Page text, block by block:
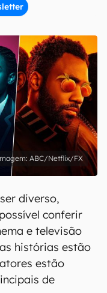
ABC/Netflix/FX
diverso,
conferir
e televisão
histórias estão
estão
de